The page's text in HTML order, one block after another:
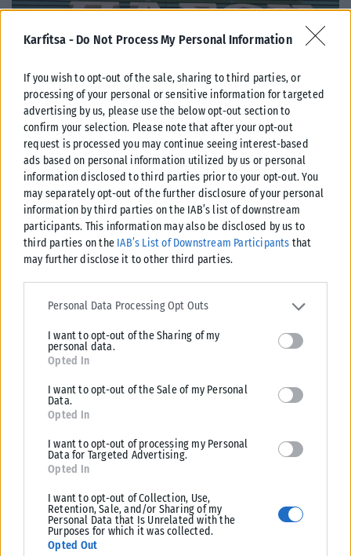
Karfitsa - Do Not Process My Personal Information
If you wish to opt-out of the sale, sharing to third parties, or
processing of your personal or sensitive information for targeted
advertising by us, please use the below opt-out section to
confirm your selection. Please note that after your opt-out
request is processed you may continue seeing interest-based
ads based on personal information utilized by us or personal
information disclosed to third parties prior to your opt-out. You
may separately opt-out of the further disclosure of your personal
information by third parties on the IAB’s list of downstream
participants. This information may also be disclosed by us to
third parties on the IAB’s List of Downstream Participants that
may further disclose it to other third parties.
Please note that this website/app uses one or more Google
services and may gather and store information including but not
deny consent to Google and its third-party tags to use your data
for below specified purposes in below Google consent section.
Personal Data Processing Opt Outs
I want to opt-out of the Sharing of my
personal data.
Opted In
I want to opt-out of the Sale of my Personal
Data.
Opted In
I want to opt-out of processing my Personal
Data for Targeted Advertising.
Opted In
I want to opt-out of Collection, Use,
Retention, Sale, and/or Sharing of my
Personal Data that Is Unrelated with the
Purposes for which it was collected.
Opted Out
ΠΟΛΙΤΙΚΉ
ΠΑΣΟΚ: «Ποιος θα πληρώσει τα 40 εκατ. ευρώ για τα
“Σπιτάκια Ανακύκλωσης”;»
Το ερώτημα «ποιος θα πληρώσει τον λογαριασμό» των 40 εκατ. για τα
«Σπιτάκια Ανακύκλωσης» απευθύνει εκ νέου το ΠΑΣΟΚ προς...
ΑΝΑΡΤΉΘΗΚΕ ΑΠΌ KARFITSANEWS 07/08/2026
ΠΟΛΙΤΙΚΉ
story της κυβέρνησης
Κριτική στην κυβέρνηση για την οικονομική της πολιτική άσκησε ο
Κώστας Τσουκαλάς, με αφορμή την τελευταία έκθεση του ΟΟΣΑ.